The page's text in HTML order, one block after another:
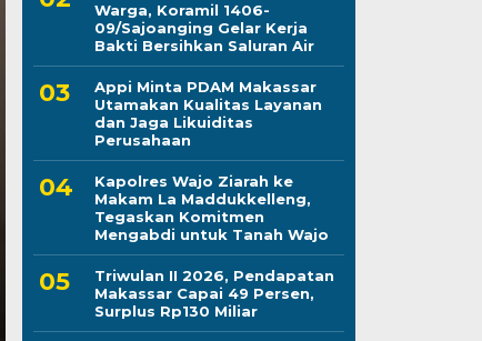
Peduli Sesama,
Makassar Gelar
Darah
Kamis, 6 Agu 2026 - 21:28 WIB
LINTASCELEBES.COM MAKASSAR — Dinas
Darma Wanita Persatuan (DWP) Dinkes Makassar
Warga, Koramil 1406-
09/Sajoanging Gelar Kerja
Bakti Bersihkan Saluran Air
Appi Minta PDAM Makassar
Utamakan Kualitas Layanan
dan Jaga Likuiditas
Perusahaan
Kapolres Wajo Ziarah ke
Makam La Maddukkelleng,
Tegaskan Komitmen
Mengabdi untuk Tanah Wajo
Triwulan II 2026, Pendapatan
Makassar Capai 49 Persen,
Surplus Rp130 Miliar